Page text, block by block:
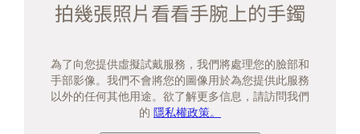
拍幾張照片看看手腕上的手鐲
為了向您提供虛擬試戴服務，我們將處理您的臉部和
手部影像。我們不會將您的圖像用於為您提供此服務
以外的任何其他用途。欲了解更多信息，請訪問我們
的 隱私權政策。